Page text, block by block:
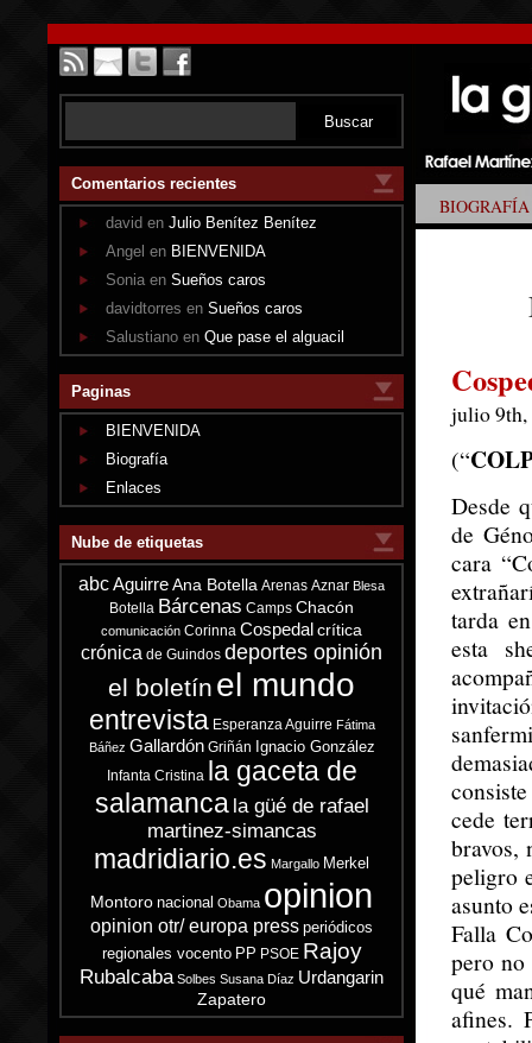
Comentarios recientes
david en Julio Benítez Benítez
Angel en BIENVENIDA
Sonia en Sueños caros
davidtorres en Sueños caros
Salustiano en Que pase el alguacil
Paginas
BIENVENIDA
Biografía
Enlaces
Nube de etiquetas
abcAguirre Ana Botella Arenas Aznar Blesa
Botella Bárcenas Camps Chacón
comunicación Corinna Cospedal crítica
crónica de Guindos deportes opinión
el boletín el mundo
entrevista Esperanza Aguirre Fátima
Báñez Gallardón Griñán Ignacio González
Infanta Cristina la gaceta de
salamanca la güé de rafael
martinez-simancas
madridiario.es Margallo Merkel
Montoro nacional Obama opinion
opinion otr/ europa press periódicos
regionales vocento PP PSOE Rajoy
Rubalcaba Solbes Susana Díaz Urdangarin
Zapatero
BIOGRAFÍA
julio
(“
Desde
de
cara
tarda
esta
cede
bravos,
peligro
asunto
Falla
pero no
qué
afines.